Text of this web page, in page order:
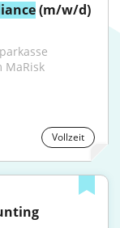
(m/w/d)
Vollzeit